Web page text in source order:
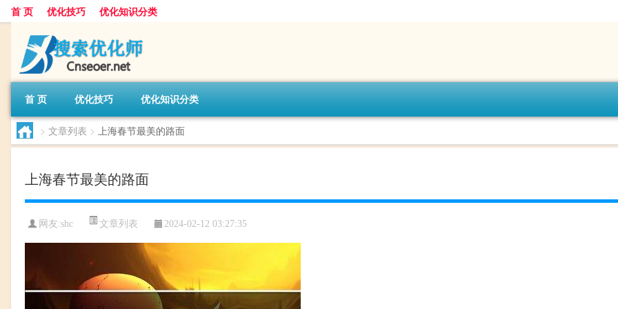
首 页 优化技巧 优化知识分类
首 页 优化技巧 优化知识分类
> 文章列表 > 上海春节最美的路面
上海春节最美的路面
网友:shc 文章列表 2024-02-12 03:27:35